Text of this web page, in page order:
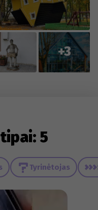
+3
5
Tyrinėtojas